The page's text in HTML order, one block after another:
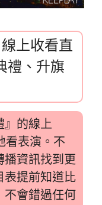
上收看直
禮、升旗
』的線上
看表演。不
播資訊找到更
表提前知道比
不會錯過任何